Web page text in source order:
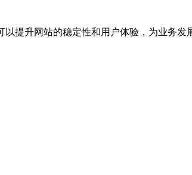
提升网站的稳定性和用户体验，为业务发